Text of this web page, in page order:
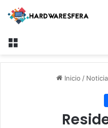
Menú
Inicio /